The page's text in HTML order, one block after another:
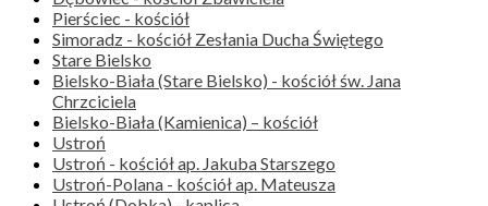
Pierściec - kościół
Simoradz - kościół Zesłania Ducha Świętego
Stare Bielsko
Bielsko-Biała (Stare Bielsko) - kościół św. Jana
Chrzciciela
Bielsko-Biała (Kamienica) – kościół
Ustroń
Ustroń - kościół ap. Jakuba Starszego
Ustroń-Polana - kościół ap. Mateusza